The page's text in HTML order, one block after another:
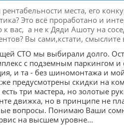
рентабельности места, его
Это всё проработано и
вас, а не к Дяди Ашоту на
Вы сами,кстати,
СТО мы выбирали долго.
с подземным паркингом и
и та - без шиномонтажа и
предусмотрены скидки на
три мастера, но золотые
движка, но в принципе не
вопросы. Понимаю Ваши
на высшем уровне...